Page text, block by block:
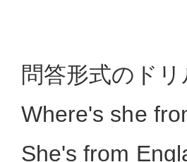
問答形式のド
Where's she
She's from